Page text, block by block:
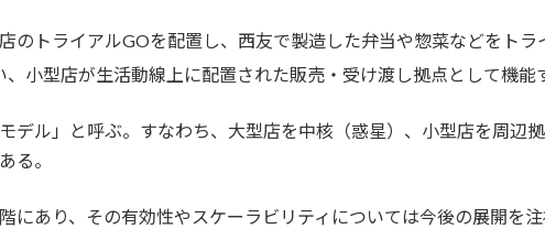
のトライアルGOを配置し、西友で製造した弁当や惣菜などをト
小型店が生活動線上に配置された販売・受け渡し拠点として機能
ル」と呼ぶ。すなわち、大型店を中核（惑星）、小型店を周辺
る。
にあり、その有効性やスケーラビリティについては今後の展開を